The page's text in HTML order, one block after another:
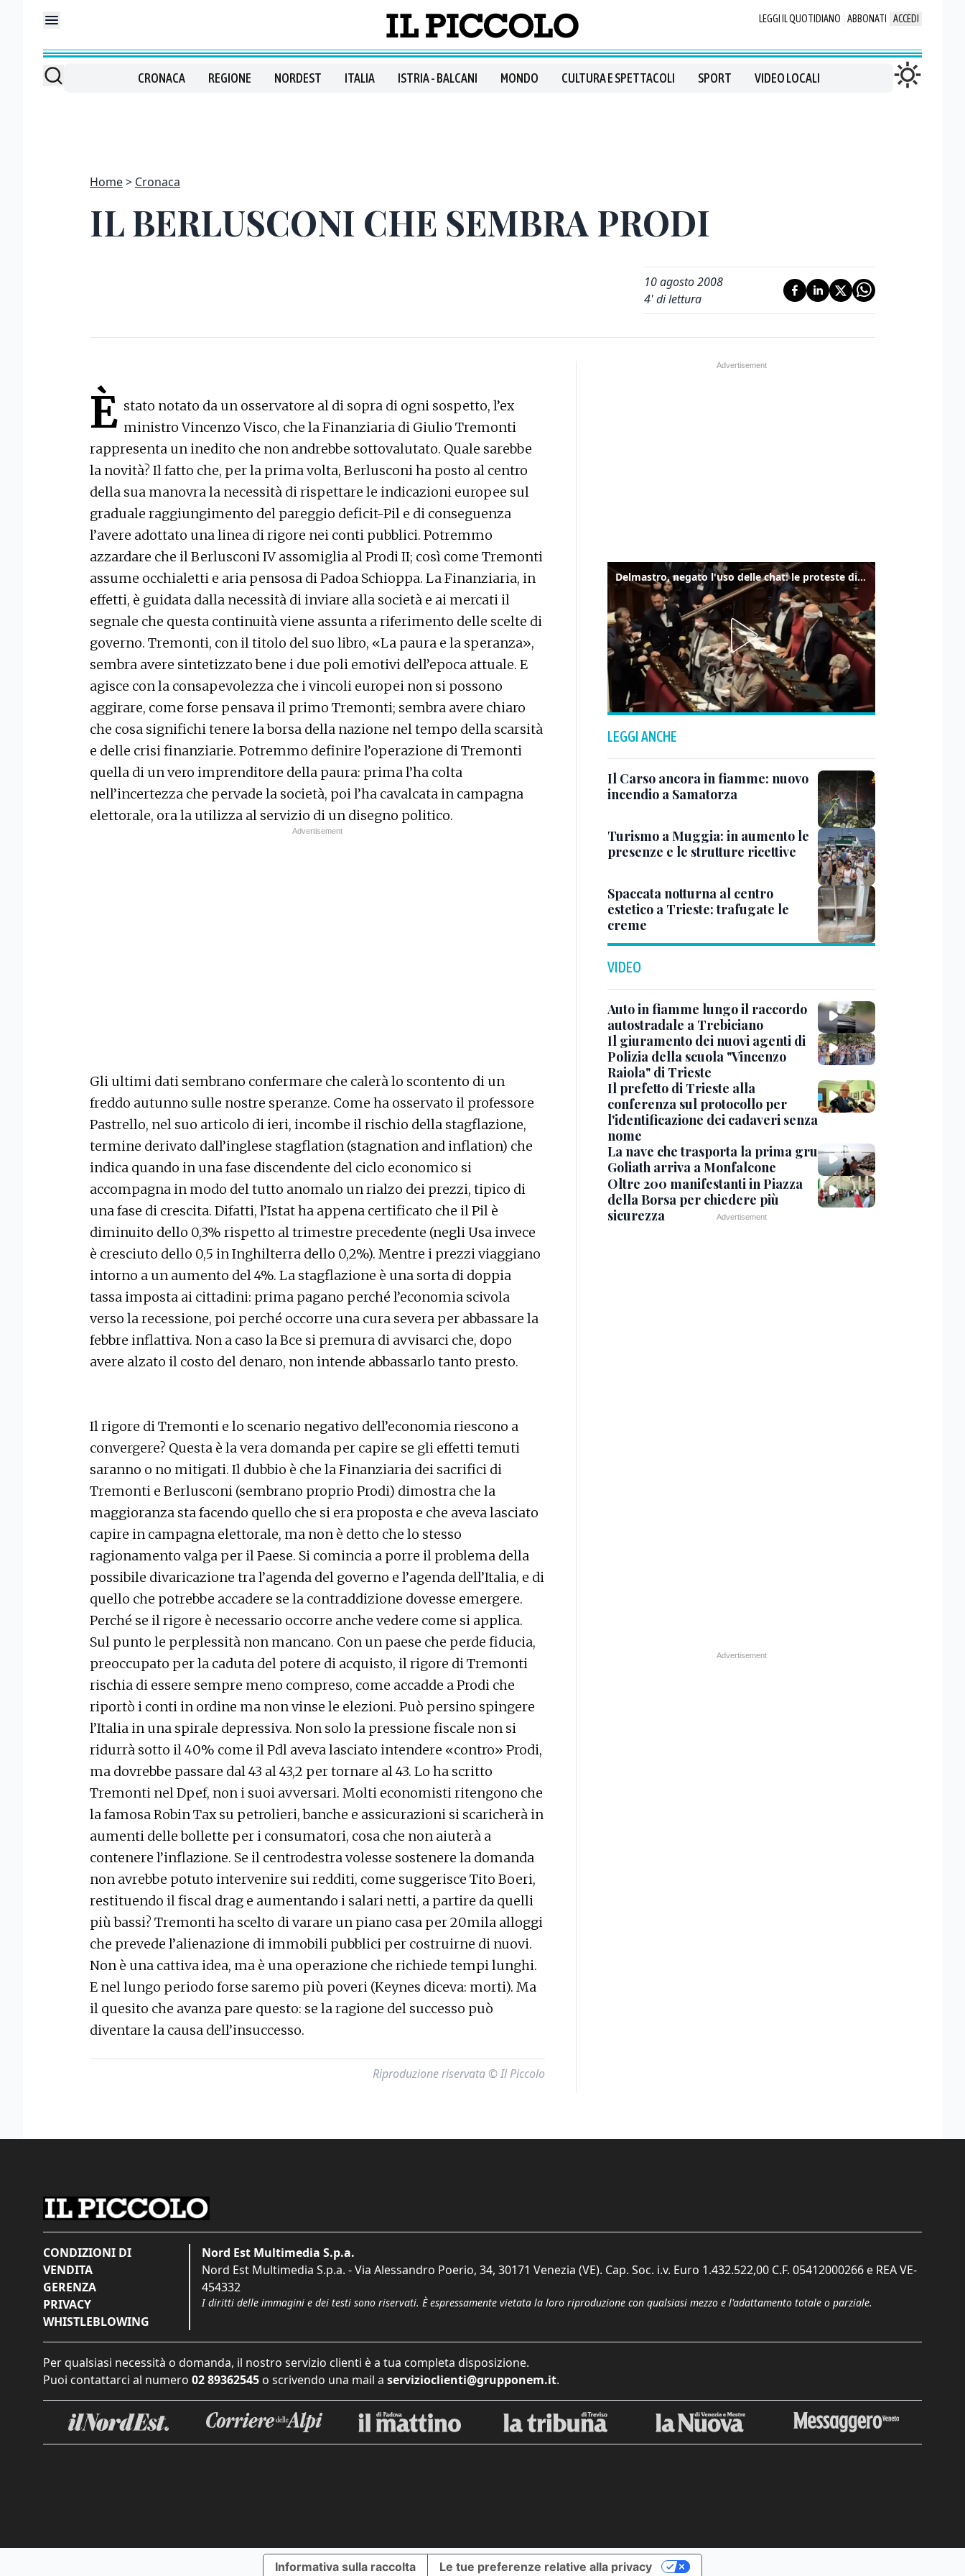
LEGGI IL QUOTIDIANO ABBONATI ACCEDI
CRONACA REGIONE NORDEST ITALIA ISTRIA - BALCANI MONDO CULTURA E SPETTACOLI SPORT VIDEO LOCALI
Home Cronaca
IL BERLUSCONI CHE SEMBRA PRODI
10 agosto 2008
4' di lettura
È stato notato da un osservatore al di sopra di ogni sospetto, l’ex
ministro Vincenzo Visco, che la Finanziaria di Giulio Tremonti
rappresenta un inedito che non andrebbe sottovalutato. Quale sarebbe
la novità? Il fatto che, per la prima volta, Berlusconi ha posto al centro
della sua manovra la necessità di rispettare le indicazioni europee sul
graduale raggiungimento del pareggio deficit-Pil e di conseguenza
l’avere adottato una linea di rigore nei conti pubblici. Potremmo
azzardare che il Berlusconi IV assomiglia al Prodi II; così come Tremonti
assume occhialetti e aria pensosa di Padoa Schioppa. La Finanziaria, in
effetti, è guidata dalla necessità di inviare alla società e ai mercati il
segnale che questa continuità viene assunta a riferimento delle scelte di
governo. Tremonti, con il titolo del suo libro, «La paura e la speranza»,
sembra avere sintetizzato bene i due poli emotivi dell’epoca attuale. E
agisce con la consapevolezza che i vincoli europei non si possono
aggirare, come forse pensava il primo Tremonti; sembra avere chiaro
che cosa significhi tenere la borsa della nazione nel tempo della scarsità
e delle crisi finanziarie. Potremmo definire l’operazione di Tremonti
quella di un vero imprenditore della paura: prima l’ha colta
nell’incertezza che pervade la società, poi l’ha cavalcata in campagna
elettorale, ora la utilizza al servizio di un disegno politico.
Gli ultimi dati sembrano confermare che calerà lo scontento di un
freddo autunno sulle nostre speranze. Come ha osservato il professore
Pastrello, nel suo articolo di ieri, incombe il rischio della stagflazione,
termine derivato dall’inglese stagflation (stagnation and inflation) che
indica quando in una fase discendente del ciclo economico si
accompagna in modo del tutto anomalo un rialzo dei prezzi, tipico di
una fase di crescita. Difatti, l’Istat ha appena certificato che il Pil è
diminuito dello 0,3% rispetto al trimestre precedente (negli Usa invece
è cresciuto dello 0,5 in Inghilterra dello 0,2%). Mentre i prezzi viaggiano
intorno a un aumento del 4%. La stagflazione è una sorta di doppia
tassa imposta ai cittadini: prima pagano perché l’economia scivola
verso la recessione, poi perché occorre una cura severa per abbassare la
febbre inflattiva. Non a caso la Bce si premura di avvisarci che, dopo
avere alzato il costo del denaro, non intende abbassarlo tanto presto.
Il rigore di Tremonti e lo scenario negativo dell’economia riescono a
convergere? Questa è la vera domanda per capire se gli effetti temuti
saranno o no mitigati. Il dubbio è che la Finanziaria dei sacrifici di
Tremonti e Berlusconi (sembrano proprio Prodi) dimostra che la
maggioranza sta facendo quello che si era proposta e che aveva lasciato
capire in campagna elettorale, ma non è detto che lo stesso
ragionamento valga per il Paese. Si comincia a porre il problema della
possibile divaricazione tra l’agenda del governo e l’agenda dell’Italia, e di
quello che potrebbe accadere se la contraddizione dovesse emergere.
Perché se il rigore è necessario occorre anche vedere come si applica.
Sul punto le perplessità non mancano. Con un paese che perde fiducia,
preoccupato per la caduta del potere di acquisto, il rigore di Tremonti
rischia di essere sempre meno compreso, come accadde a Prodi che
riportò i conti in ordine ma non vinse le elezioni. Può persino spingere
l’Italia in una spirale depressiva. Non solo la pressione fiscale non si
ridurrà sotto il 40% come il Pdl aveva lasciato intendere «contro» Prodi,
ma dovrebbe passare dal 43 al 43,2 per tornare al 43. Lo ha scritto
Tremonti nel Dpef, non i suoi avversari. Molti economisti ritengono che
la famosa Robin Tax su petrolieri, banche e assicurazioni si scaricherà in
aumenti delle bollette per i consumatori, cosa che non aiuterà a
contenere l’inflazione. Se il centrodestra volesse sostenere la domanda
non avrebbe potuto intervenire sui redditi, come suggerisce Tito Boeri,
restituendo il fiscal drag e aumentando i salari netti, a partire da quelli
più bassi? Tremonti ha scelto di varare un piano casa per 20mila alloggi
che prevede l’alienazione di immobili pubblici per costruirne di nuovi.
Non è una cattiva idea, ma è una operazione che richiede tempi lunghi.
E nel lungo periodo forse saremo più poveri (Keynes diceva: morti). Ma
il quesito che avanza pare questo: se la ragione del successo può
diventare la causa dell’insuccesso.
Riproduzione riservata © Il Piccolo
Delmastro, negato l'uso delle chat: le proteste di Avs e M5s
LEGGI ANCHE
Il Carso ancora in fiamme: nuovo
incendio a Samatorza
Turismo a Muggia: in aumento le
presenze e le strutture ricettive
Spaccata notturna al centro
estetico a Trieste: trafugate le
creme
VIDEO
Auto in fiamme lungo il raccordo
autostradale a Trebiciano
Il giuramento dei nuovi agenti di
Polizia della scuola "Vincenzo
Raiola" di Trieste
Il prefetto di Trieste alla
conferenza sul protocollo per
l'identificazione dei cadaveri senza
nome
La nave che trasporta la prima gru
Goliath arriva a Monfalcone
Oltre 200 manifestanti in Piazza
della Borsa per chiedere più
sicurezza
CONDIZIONI DI
VENDITA
GERENZA
PRIVACY
WHISTLEBLOWING
Nord Est Multimedia S.p.a.
Nord Est Multimedia S.p.a. - Via Alessandro Poerio, 34, 30171 Venezia (VE). Cap. Soc. i.v. Euro 1.432.522,00 C.F. 05412000266 e REA VE-
454332
I diritti delle immagini e dei testi sono riservati. È espressamente vietata la loro riproduzione con qualsiasi mezzo e l'adattamento totale o parziale.
Per qualsiasi necessità o domanda, il nostro servizio clienti è a tua completa disposizione.
Puoi contattarci al numero 02 89362545 o scrivendo una mail a servizioclienti@grupponem.it.
Informativa sulla raccolta Le tue preferenze relative alla privacy